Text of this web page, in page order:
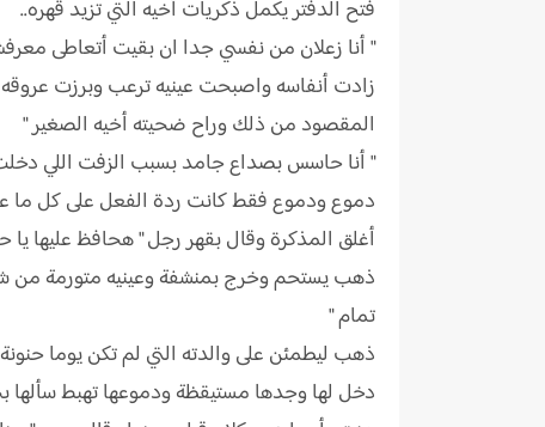
فتح الدفتر يكمل ذكريات أخيه التي تزيد قهره..
" أنا زعلان من نفسي جدا ان بقيت أتعاطى
زادت أنفاسه واصبحت عينيه ترعب وبرزت
المقصود من ذلك وراح ضحيته أخيه الصغير "
" أنا حاسس بصداع جامد بسبب الزفت اللي
دموع ودموع فقط كانت ردة الفعل على كل ما
أغلق المذكرة وقال بقهر رجل " هحافظ عليها
ذهب يستحم وخرج بمنشفة وعينيه متورمة من
تمام "
ذهب ليطمئن على والدته التي لم تكن يوما حنونة
دخل لها وجدها مستيقظة ودموعها تهبط سألها